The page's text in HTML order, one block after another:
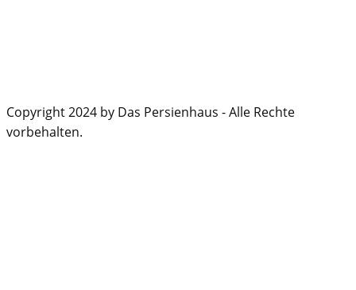
Copyright 2024 by Das Persienhaus - Alle Rechte
vorbehalten.